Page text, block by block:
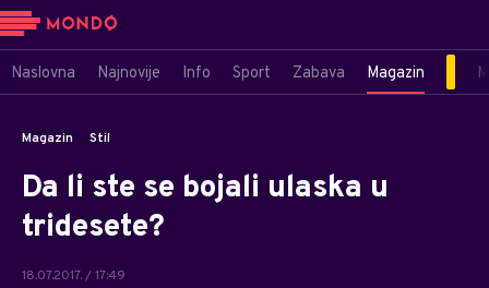
Naslovna Najnovije Info Sport Zabava Magazin
Magazin Stil
Da li ste se bojali ulaska u
tridesete?
18.07.2017. / 17:49